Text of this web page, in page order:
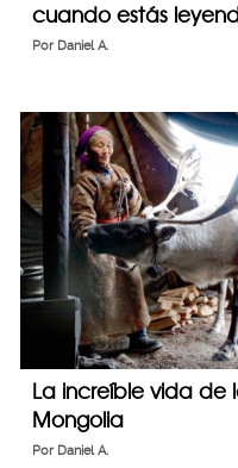
cuando estás
Por Daniel A.
La increíble vida de
Mongolia
Por Daniel A.